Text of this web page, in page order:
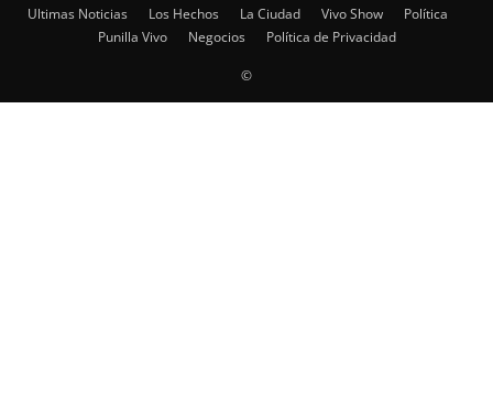
Ultimas Noticias Los Hechos La Ciudad Vivo Show
Política
Punilla Vivo
Negocios Política de Privacidad
©